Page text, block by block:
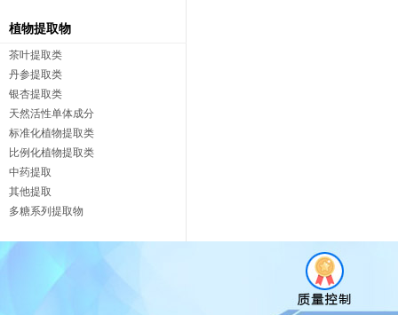
植物提取物
茶叶提取类
丹参提取类
银杏提取类
天然活性单体成分
标准化植物提取类
比例化植物提取类
中药提取
其他提取
多糖系列提取物